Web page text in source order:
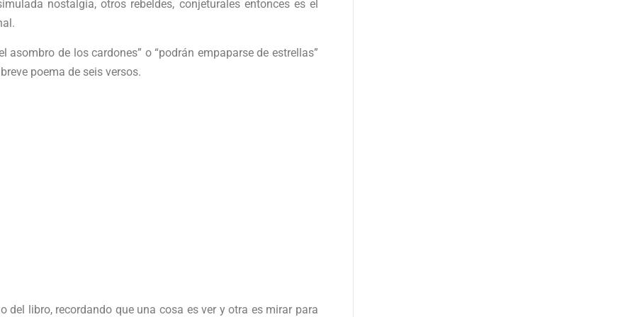
nostalgia, otros rebeldes, conjeturales entonces es el
de los cardones” o “podrán empaparse de estrellas”
poema de seis versos.
libro, recordando que una cosa es ver y otra es mirar para